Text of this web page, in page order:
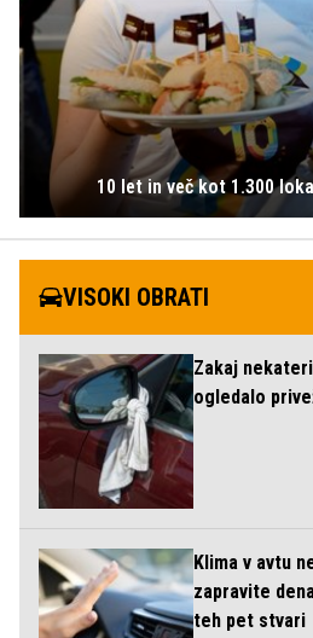
10 let in več kot 1.300
VISOKI OBRATI
Zakaj
ogledalo
Klima v avtu
zapravite
teh pet stvari